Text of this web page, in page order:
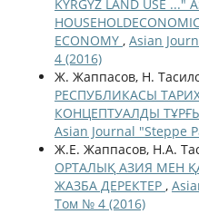
KYRGYZ LAND USE ..."
ECONOMY , Asian
4 (2016)
Ж. Жаппасов, Н.
РЕСПУБЛИКАСЫ
КОНЦЕПТУАЛДЫ
Asian Journal "Steppe
Ж.Е. Жаппасов, Н.А.
ОРТАЛЫҚ АЗИЯ МЕН
ЖАЗБА ДЕРЕКТЕР ,
Том № 4 (2016)